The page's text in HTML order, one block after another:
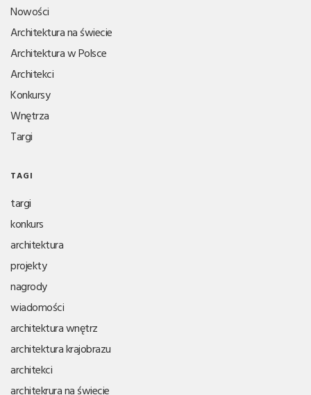
Nowości
Architektura na świecie
Architektura w Polsce
Architekci
Konkursy
Wnętrza
Targi
TAGI
targi
konkurs
architektura
projekty
nagrody
wiadomości
architektura wnętrz
architektura krajobrazu
architekci
architekrura na świecie